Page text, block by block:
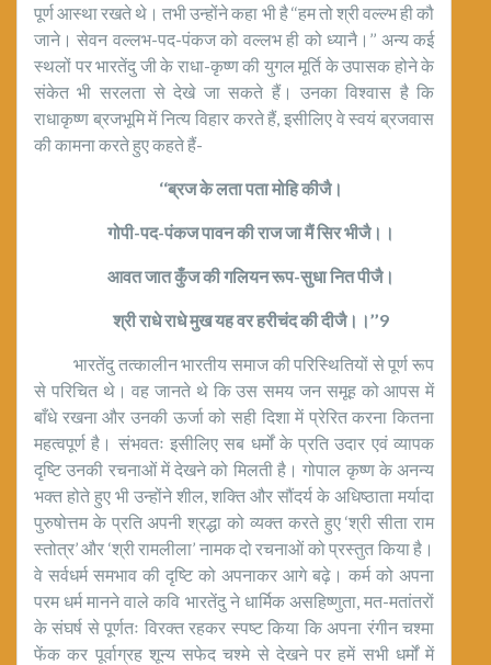
पूर्ण आस्था रखते थे। तभी उन्होंने कहा भी है ‘‘हम तो श्री वल्ल्भ ही कौ
जाने। सेवन वल्लभ-पद-पंकज को वल्लभ ही को ध्यानै।’’ अन्य कई
स्थलों पर भारतेंदु जी के राधा-कृष्ण की युगल मूर्ति के उपासक होने के
संकेत भी सरलता से देखे जा सकते हैं। उनका विश्वास है कि
राधाकृष्ण ब्रजभूमि में नित्य विहार करते हैं, इसीलिए वे स्वयं ब्रजवास
की कामना करते हुए कहते हैं-
‘‘ब्रज के लता पता मोहि कीजै।
गोपी-पद-पंकज पावन की राज जा मैं सिर भीजै।।
आवत जात कुँज की गलियन रूप-सुधा नित पीजै।
श्री राधे राधे मुख यह वर हरीचंद की दीजै।।’’9
भारतेंदु तत्कालीन भारतीय समाज की परिस्थितियों से पूर्ण रूप
से परिचित थे। वह जानते थे कि उस समय जन समूह को आपस में
बाँधे रखना और उनकी ऊर्जा को सही दिशा में प्रेरित करना कितना
महत्वपूर्ण है। संभवतः इसीलिए सब धर्मों के प्रति उदार एवं व्यापक
दृष्टि उनकी रचनाओं में देखने को मिलती है। गोपाल कृष्ण के अनन्य
भक्त होते हुए भी उन्होंने शील, शक्ति और सौंदर्य के अधिष्ठाता मर्यादा
पुरुषोत्तम के प्रति अपनी श्रद्धा को व्यक्त करते हुए ‘श्री सीता राम
स्तोत्र’ और ‘श्री रामलीला’ नामक दो रचनाओं को प्रस्तुत किया है।
वे सर्वधर्म समभाव की दृष्टि को अपनाकर आगे बढ़े। कर्म को अपना
परम धर्म मानने वाले कवि भारतेंदु ने धार्मिक असहिष्णुता, मत-मतांतरों
के संघर्ष से पूर्णतः विरक्त रहकर स्पष्ट किया कि अपना रंगीन चश्मा
फेंक कर पूर्वाग्रह शून्य सफेद चश्मे से देखने पर हमें सभी धर्मों में